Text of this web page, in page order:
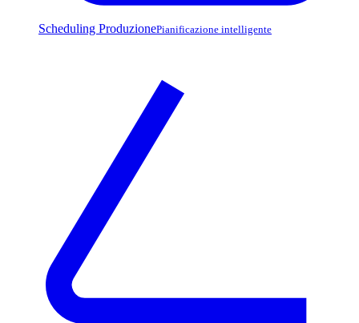
Scheduling ProduzionePianificazione intelligente